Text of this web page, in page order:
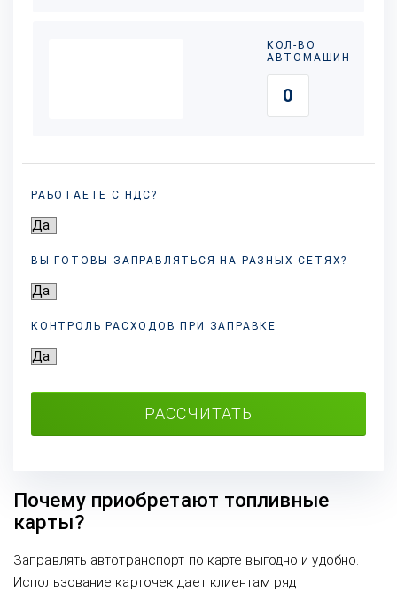
КОЛ-ВО
АВТОМАШИН
РАБОТАЕТЕ С НДС?
ВЫ ГОТОВЫ ЗАПРАВЛЯТЬСЯ НА РАЗНЫХСЕТЯХ?
КОНТРОЛЬ РАСХОДОВ ПРИ ЗАПРАВКЕ
РАССЧИТАТЬ
Почему приобретают топливные
карты?
Заправлять автотранспорт по карте выгодно и удобно.
Использование карточек дает клиентам ряд